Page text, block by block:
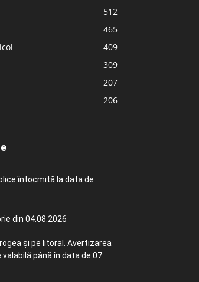
512
465
409
309
207
206
întocmită la data de
din 04.08.2026
și pe litoral. Avertizarea
până în data de 07